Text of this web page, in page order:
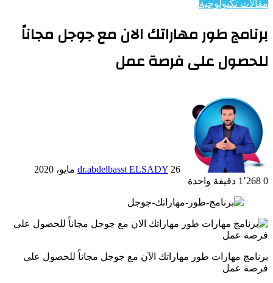
مقالات تكنولوجية
برنامج طور مهاراتك الان مع جوجل مجاناً
للحصول على فرصة عمل
dr.abdelbasst ELSADY 26 مايو، 2020
0
دقيقة واحدة
برنامج مهارات طور مهاراتك الآن مع جوجل مجاناً للحصول على
فرصة عمل